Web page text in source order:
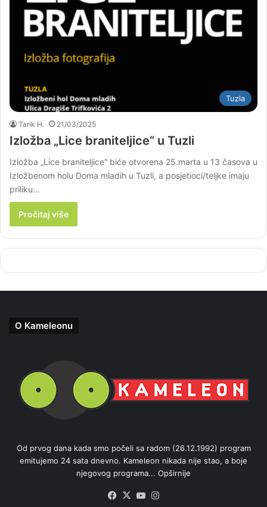
Tuzla
Tarik H. 21/03/2025
Izložba „Lice braniteljice“ u Tuzli
Izložba „Lice braniteljice“ biće otvorena 25.marta u 13 časova u
Izložbenom holu Doma mladih u Tuzli, a posjetioci/teljke imaju
priliku…
Pročitaj više
O Kameleonu
Od prvog dana kada smo počeli sa radom (26.12.1992) program
emitujemo 24 sata dnevno. Kameleon nikada nije stao, a boje
njegovog programa... Opširnije
Facebook
X YouTube